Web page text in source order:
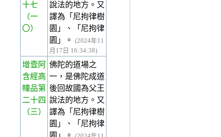
十七
（一
〇）
說法的地方。又
譯為「尼拘律樹
園」、「尼拘律
園」。
(2024年11
月17日 16:34:38)
增壹阿
含經高
幢品第
二十四
（三）
佛陀的道場之
一，是佛陀成道
後回故國為父王
說法的地方。又
譯為「尼拘律樹
園」、「尼拘律